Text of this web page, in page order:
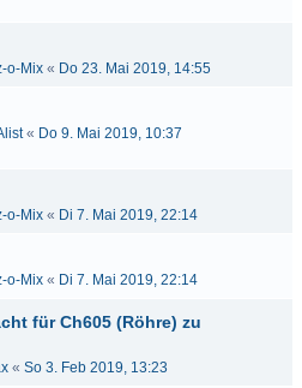
o-Mix « Do 23. Mai 2019, 14:55
« Do 9. Mai 2019, 10:37
o-Mix « Di 7. Mai 2019, 22:14
o-Mix « Di 7. Mai 2019, 22:14
für Ch605 (Röhre) zu
« So 3. Feb 2019, 13:23